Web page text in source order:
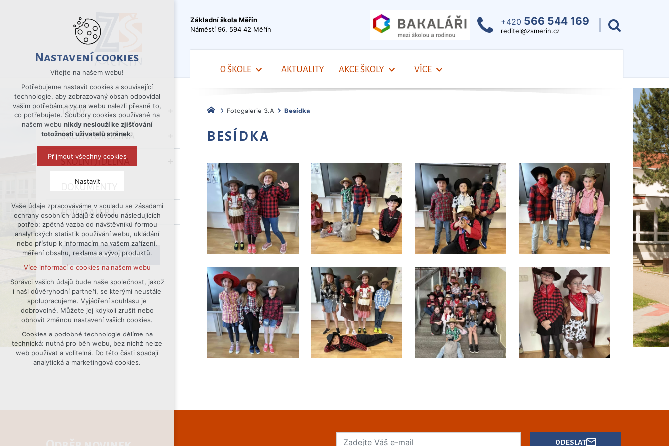
Základní škola Měřín
Náměstí 96, 594 42 Měřín
+420 566 544 169
reditel@zsmerin.cz
O ŠKOLE AKTUALITY AKCE ŠKOLY VÍCE
TŘÍDY
ŠKOLNÍ DRUŽINA
ŠKOLNÍ JÍDELNA
DOKUMENTY
FOTOGALERIE
SCHRÁNKA DŮVĚRY
Fotogalerie 3.A Besídka
BESÍDKA
ODESLAT
Nastavení cookies
Vítejte na našem webu!
Potřebujeme nastavit cookies a související
technologie, aby zobrazovaný obsah odpovídal
vašim potřebám a vy na webu nalezli přesně to,
co potřebujete. Soubory cookies používané na
našem webu nikdy neslouží ke zjišťování
totožnosti uživatelů stránek.
Přijmout všechny cookies
Nastavit
Technická cookies
nutná pro provozování webu
udržení kontextu stránek (session):
případná přihlášení, volby jazyka, apod.
Volitelná cookies
analytická pro anonymizované
vyhodnocení návštěvnosti
marketingová cookies (Google)
Více informací o cookies na našem webu
Přijmout všechny cookies
Odmítnout vše
Vaše údaje zpracováváme v souladu se zásadami
ochrany osobních údajů z důvodu následujících
potřeb: zpětná vazba od návštěvníků formou
analytických statistik používání webu, ukládání
nebo přístup k informacím na vašem zařízení,
měření obsahu, reklama a vývoj produktů.
Více informací o cookies na našem webu
Správci vašich údajů bude naše společnost, jakož
i naši důvěryhodní partneři, se kterými neustále
spolupracujeme. Vyjádření souhlasu je
dobrovolné. Můžete jej kdykoli zrušit nebo
obnovit změnou nastavení vašich cookies.
Cookies a podobné technologie dělíme na
technická: nutná pro běh webu, bez nichž nelze
web používat a volitelná. Do této části spadají
analytická a marketingová cookies.